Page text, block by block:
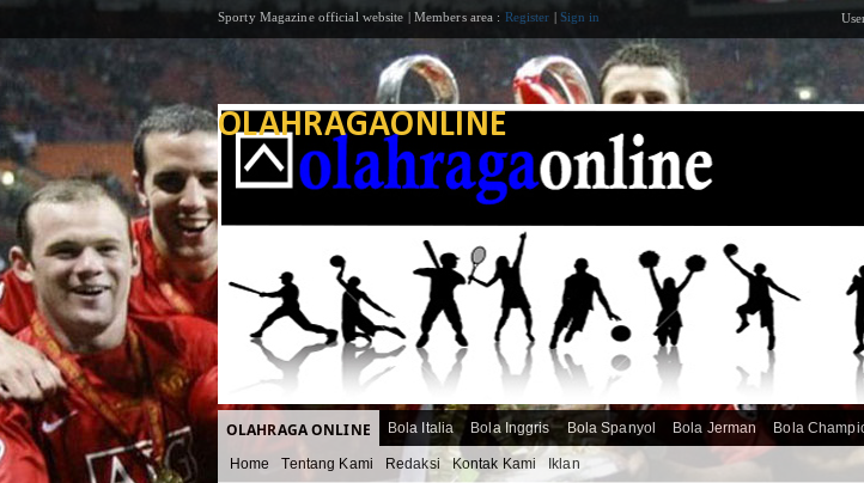
Sporty Magazine official website | Members area : Register | Sign in
OLAHRAGAONLINE
OLAHRAGA ONLINE Bola Italia Bola Inggris Bola Spanyol Bola Jerman Bola
Home Tentang Kami Redaksi Kontak Kami Iklan